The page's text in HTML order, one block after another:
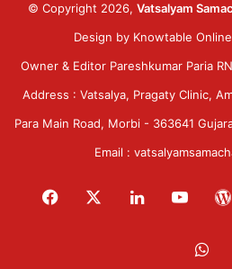
© Copyright 2026, Vatsalyam
Design by Knowtable
Owner & Editor Pareshkumar Paria
Address : Vatsalya, Pragaty Clinic,
Para Main Road, Morbi - 363641
Email :
Facebook LinkedIn